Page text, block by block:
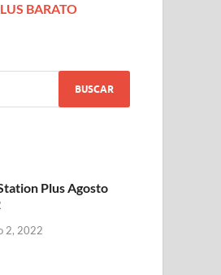
BARATO
Plus Agosto
2, 2022